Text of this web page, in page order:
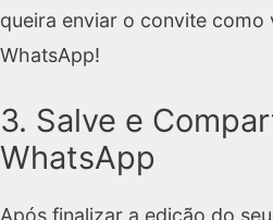
queira enviar o convite como
WhatsApp!
3. Salve e
WhatsApp
Após finalizar a edição do